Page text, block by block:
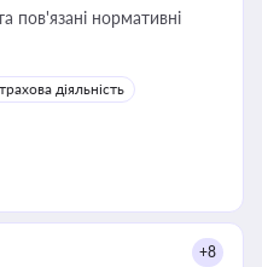
пов'язані нормативні
діяльність
+8